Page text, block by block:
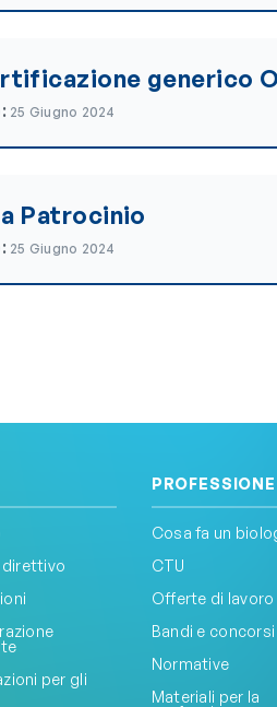
generico
25 Giugno 2024
Patrocinio
25 Giugno 2024
per gli
PROFESSIONE
Cosa fa un
CTU
Offerte di lavoro
Bandi e concorsi
Normative
Materiali per la